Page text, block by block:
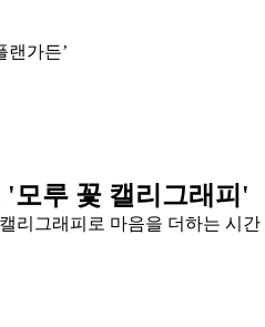
랜가든’
'모루 꽃 캘리그래피'
리그래피로 마음을 더하는 시간